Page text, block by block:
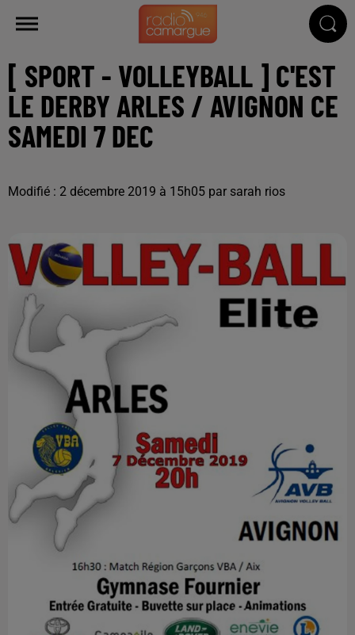
[ SPORT - VOLLEYBALL ] C'EST
LE DERBY ARLES / AVIGNON CE
SAMEDI 7 DEC
Modifié : 2 décembre 2019 à 15h05 par sarah rios